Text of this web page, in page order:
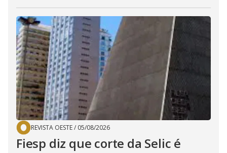
REVISTA OESTE/ 05/08/2026
Fiesp diz que corte da Selic é